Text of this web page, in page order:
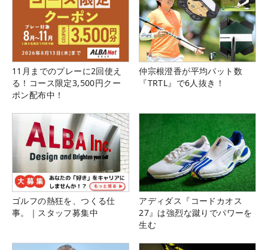
11月までのプレーに2回使え
る！コース限定3,500円クー
ポン配布中！
仲宗根澄香が平均パット数
『TRTL』で6人抜き！
ゴルフの熱狂を、つくる仕
事。｜スタッフ募集中
アディダス『コードカオス
27』は強烈な蹴りでパワーを
生む